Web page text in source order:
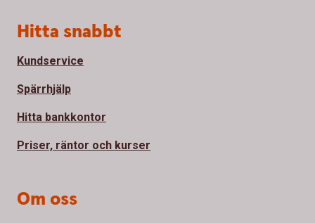
Sidfot
Hitta snabbt
Kundservice
Spärrhjälp
Hitta bankkontor
Priser, räntor och kurser
Om oss